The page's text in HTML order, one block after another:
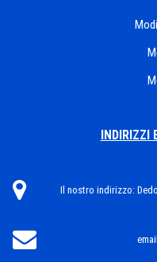
INDIRIZZI
Il nostro indirizzo: